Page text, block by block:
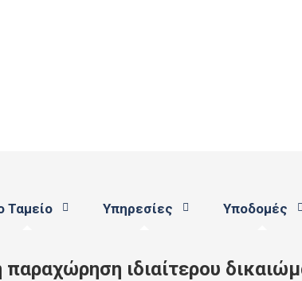
Ταμείο Υπηρεσίες Υποδομές
παραχώρηση ιδιαίτερου